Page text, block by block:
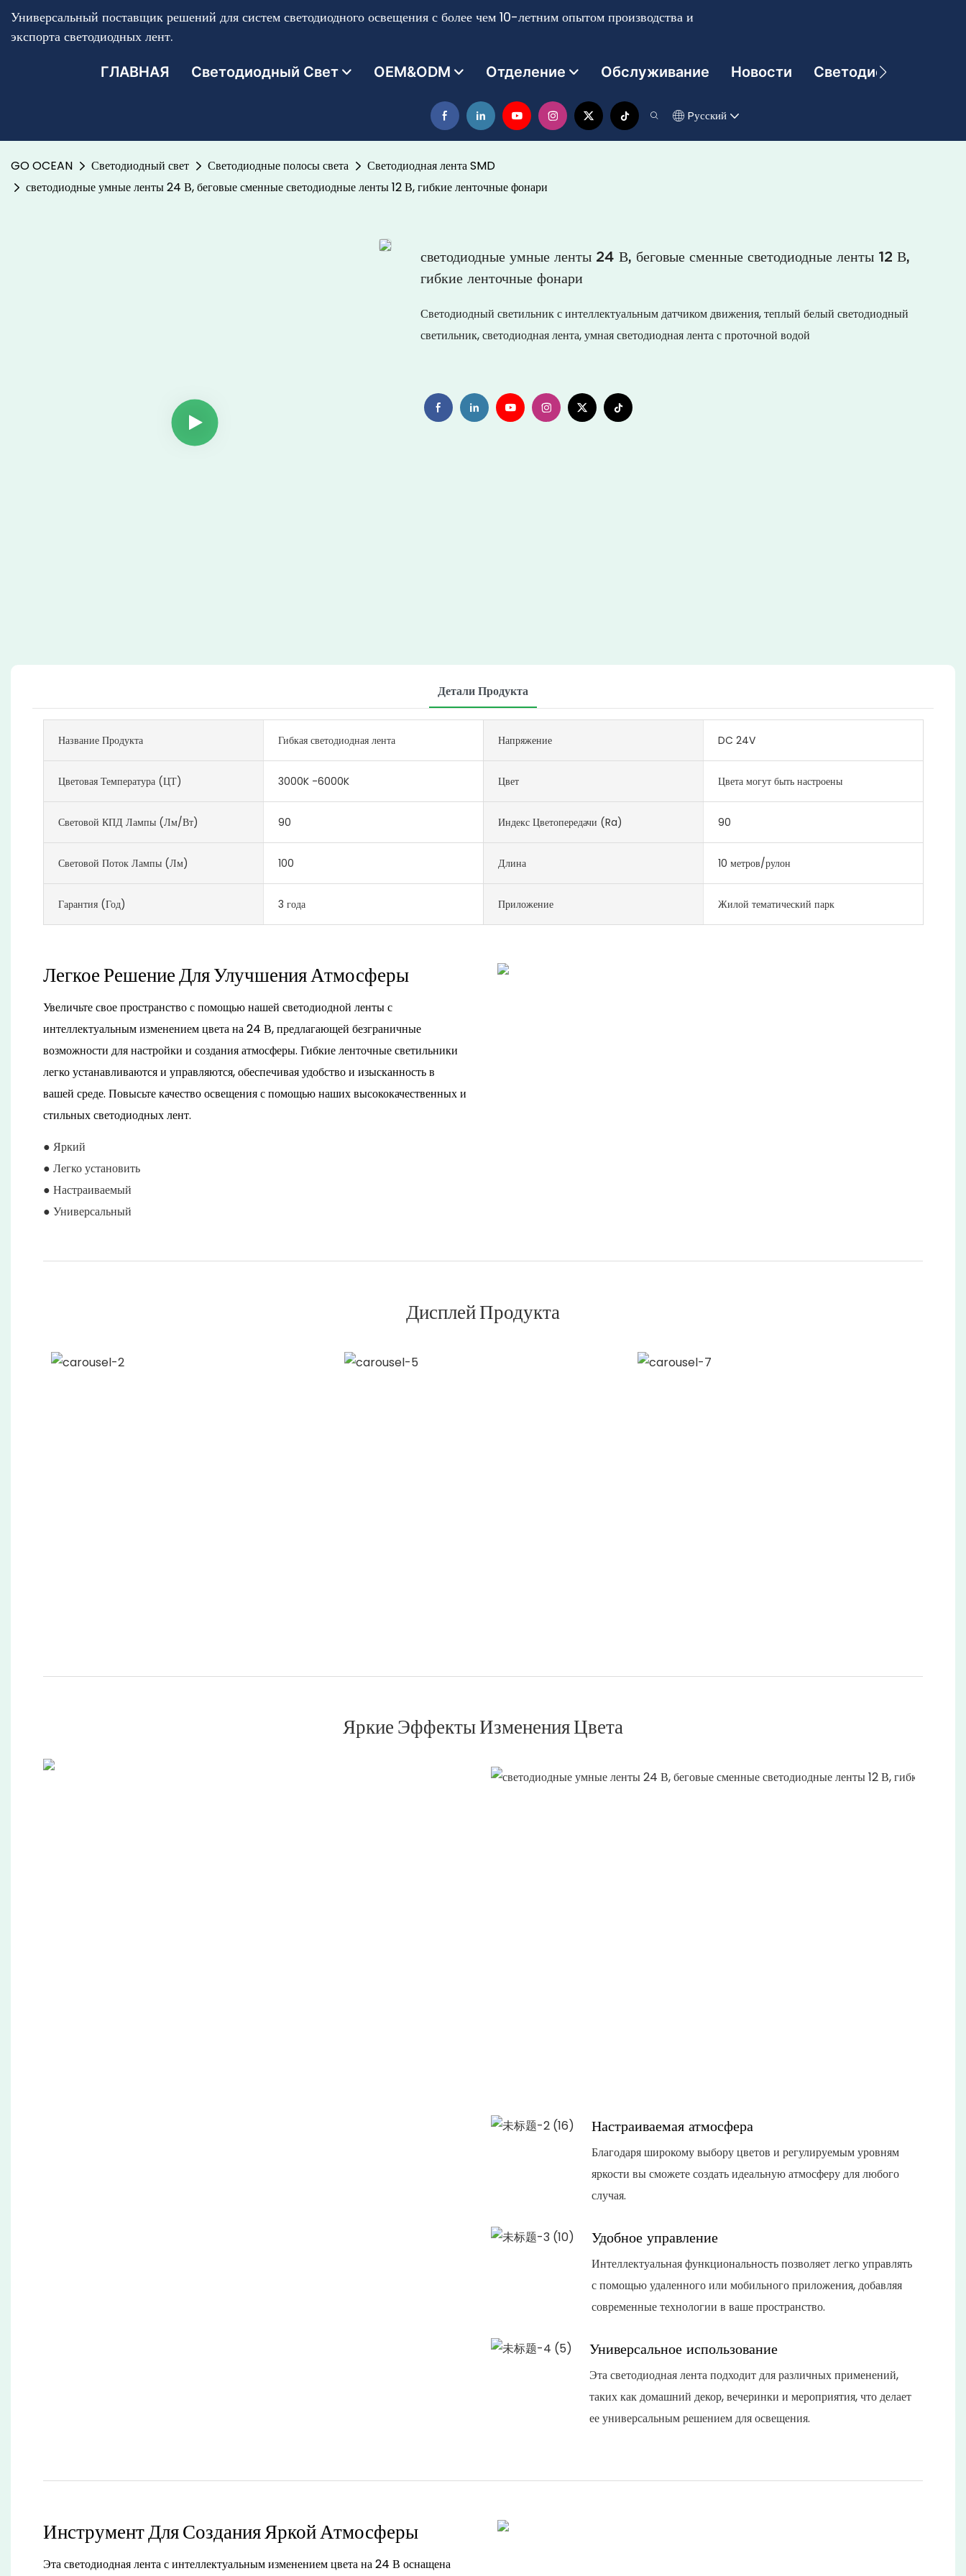
Универсальный поставщик решений для систем светодиодного освещения с более чем 10-летним опытом производства и
экспорта светодиодных лент.
ГЛАВНАЯ Светодиодный Свет OEM&ODM Отделение Обслуживание Новости Светодиодные
Pусский
GO OCEAN Светодиодный свет Светодиодные полосы света
Светодиодная лента SMD
светодиодные умные ленты 24 В, беговые сменные светодиодные ленты 12 В, гибкие ленточные фонари
светодиодные умные ленты 24 В, беговые сменные светодиодные ленты 12 В,
гибкие ленточные фонари
Светодиодный светильник с интеллектуальным датчиком движения, теплый белый светодиодный
светильник, светодиодная лента, умная светодиодная лента с проточной водой
Детали Продукта
Название Продукта Гибкая светодиодная лента Напряжение DC 24V
Цветовая Температура (ЦТ) 3000K -6000K Цвет Цвета могут быть настроены
Световой КПД Лампы (лм/Вт) 90 Индекс Цветопередачи (Ra) 90
Световой Поток Лампы (лм) 100 Длина 10 метров/рулон
Гарантия (год) 3 года Приложение Жилой тематический парк
Легкое Решение Для Улучшения Атмосферы
Увеличьте свое пространство с помощью нашей светодиодной ленты с
интеллектуальным изменением цвета на 24 В, предлагающей безграничные
возможности для настройки и создания атмосферы. Гибкие ленточные светильники
легко устанавливаются и управляются, обеспечивая удобство и изысканность в
вашей среде. Повысьте качество освещения с помощью наших высококачественных и
стильных светодиодных лент.
● Яркий
● Легко установить
● Настраиваемый
● Универсальный
Дисплей Продукта
Яркие Эффекты Изменения Цвета
Настраиваемая атмосфера
Благодаря широкому выбору цветов и регулируемым уровням
яркости вы сможете создать идеальную атмосферу для любого
случая.
Удобное управление
Интеллектуальная функциональность позволяет легко управлять
с помощью удаленного или мобильного приложения, добавляя
современные технологии в ваше пространство.
Универсальное использование
Эта светодиодная лента подходит для различных применений,
таких как домашний декор, вечеринки и мероприятия, что делает
ее универсальным решением для освещения.
Инструмент Для Создания Яркой Атмосферы
Эта светодиодная лента с интеллектуальным изменением цвета на 24 В оснащена